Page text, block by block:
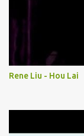
Rene Liu - Hou Lai